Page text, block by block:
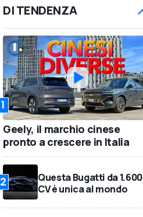
DI TENDENZA
1
Geely, il marchio cinese
pronto a crescere in Italia
2
Questa Bugatti da 1.600
CV è unica al mondo